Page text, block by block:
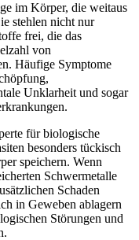
im Körper, die weitaus
stehlen nicht nur
frei, die das
von
Häufige Symptome
Unklarheit und sogar
für biologische
besonders tückisch
speichern. Wenn
Schwermetalle
Schaden
in Geweben ablagern
Störungen und